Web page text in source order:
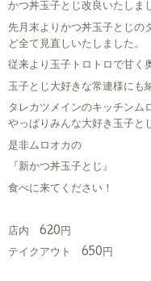
かつ丼玉子とじ改良いたしま
先月末よりかつ丼玉子とじの
ど全て見直しいたしました。
従来より玉子トロトロで甘く
玉子とじ大好きな常連様にも
タレカツメインのキッチンム
やっぱりみんな大好き玉子と
是非ムロオカの
『新かつ丼玉子とじ』
食べに来てください！
店内 620円
テイクアウト 650円